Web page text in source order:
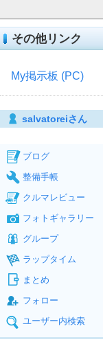
その他リンク
My掲示板 (PC)
salvatoreiさん
ブログ
整備手帳
クルマレビュー
フォトギャラリー
グループ
ラップタイム
まとめ
フォロー
ユーザー内検索